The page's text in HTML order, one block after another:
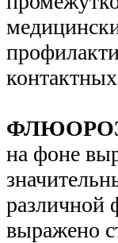
ФЛЮОРОЗ
на фоне
различной
выражено